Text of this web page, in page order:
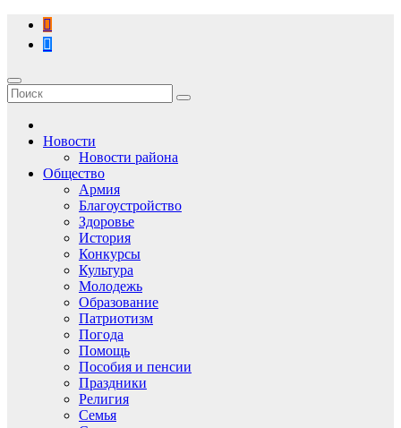
Перейти
содержимому
Новости
Новости района
Общество
Армия
Благоустройство
Здоровье
История
Конкурсы
Культура
Молодежь
Образование
Патриотизм
Погода
Помощь
Пособия и пенсии
Праздники
Религия
Семья